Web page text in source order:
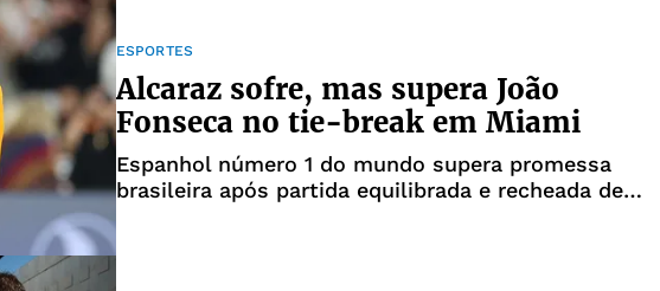
ESPORTES
Alcaraz sofre, mas supera João
Fonseca no tie-break em Miami
Espanhol número 1 do mundo supera promessa
brasileira após partida equilibrada e recheada de